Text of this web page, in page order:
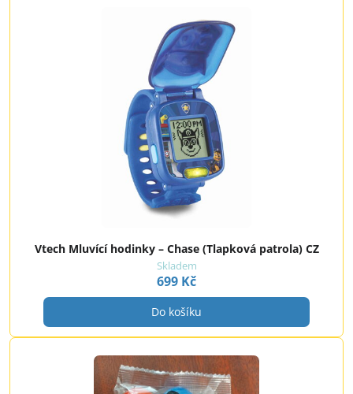
Vtech Mluvící hodinky – Chase (Tlapková patrola) CZ
Skladem
699 Kč
Do košíku